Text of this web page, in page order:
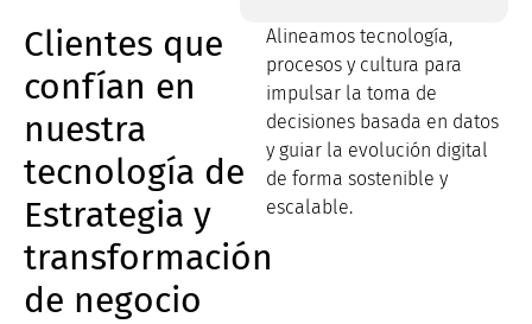
Clientes que
confían en
nuestra
tecnología de
Estrategia y
transformación
de negocio
Alineamos tecnología,
procesos y cultura para
impulsar la toma de
decisiones basada en datos
y guiar la evolución digital
de forma sostenible y
escalable.